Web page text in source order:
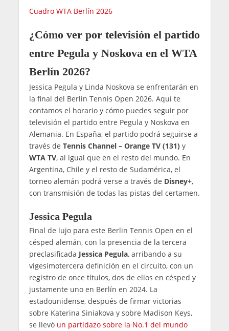
Cuadro WTA Berlín 2026
¿Cómo ver por televisión el partido
entre Pegula y Noskova en el WTA
Berlín 2026?
Jessica Pegula y Linda Noskova se enfrentarán en
la final del Berlin Tennis Open 2026. Aquí te
contamos el horario y cómo puedes seguir por
televisión el partido entre Pegula y Noskova en
Alemania. En España, el partido podrá seguirse a
través de Tennis Channel – Orange TV (131)y
WTA TV, al igual que en el resto del mundo. En
Argentina, Chile y el resto de Sudamérica, el
torneo alemán podrá verse a través de Disney+,
con transmisión de todas las pistas del certamen.
Jessica Pegula
Final de lujo para este Berlin Tennis Open en el
césped alemán, con la presencia de la tercera
preclasificada Jessica Pegula, arribando a su
vigesimotercera definición en el circuito, con un
registro de once títulos, dos de ellos en césped y
justamente uno en Berlín en 2024. La
estadounidense, después de firmar victorias
sobre Katerina Siniakova y sobre Madison Keys,
se llevó un partidazo sobre la No.1 del mundo